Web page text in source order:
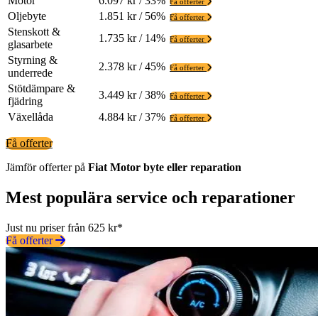
Oljebyte 1.851 kr / 56% Få offerter
Stenskott &
glasarbete
1.735 kr / 14% Få offerter
Styrning &
underrede
2.378 kr / 45% Få offerter
Stötdämpare &
fjädring
3.449 kr / 38% Få offerter
Växellåda 4.884 kr / 37% Få offerter
Få offerter
Jämför offerter på Fiat Motor byte eller reparation
Mest populära service och reparationer
Just nu priser från 625 kr*
Få offerter